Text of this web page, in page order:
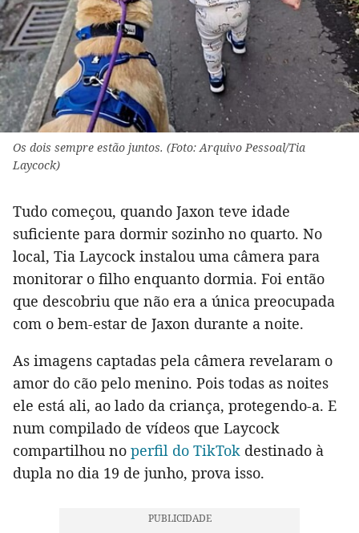
Os dois sempre estão juntos. (Foto: Arquivo Pessoal/Tia
Laycock)
Tudo começou, quando Jaxon teve idade
suficiente para dormir sozinho no quarto. No
local, Tia Laycock instalou uma câmera para
monitorar o filho enquanto dormia. Foi então
que descobriu que não era a única preocupada
com o bem-estar de Jaxon durante a noite.
As imagens captadas pela câmera revelaram o
amor do cão pelo menino. Pois todas as noites
ele está ali, ao lado da criança, protegendo-a. E
num compilado de vídeos que Laycock
compartilhou no perfil do TikTok destinado à
dupla no dia 19 de junho, prova isso.